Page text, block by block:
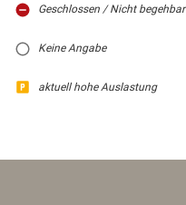
Geschlossen / Nicht begehbar
Keine Angabe
aktuell hohe Auslastung